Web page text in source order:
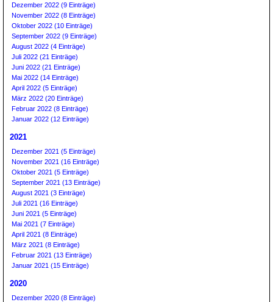
Dezember 2022 (9 Einträge)
November 2022 (8 Einträge)
Oktober 2022 (10 Einträge)
September 2022 (9 Einträge)
August 2022 (4 Einträge)
Juli 2022 (21 Einträge)
Juni 2022 (21 Einträge)
Mai 2022 (14 Einträge)
April 2022 (5 Einträge)
März 2022 (20 Einträge)
Februar 2022 (8 Einträge)
Januar 2022 (12 Einträge)
2021
Dezember 2021 (5 Einträge)
November 2021 (16 Einträge)
Oktober 2021 (5 Einträge)
September 2021 (13 Einträge)
August 2021 (3 Einträge)
Juli 2021 (16 Einträge)
Juni 2021 (5 Einträge)
Mai 2021 (7 Einträge)
April 2021 (8 Einträge)
März 2021 (8 Einträge)
Februar 2021 (13 Einträge)
Januar 2021 (15 Einträge)
2020
Dezember 2020 (8 Einträge)